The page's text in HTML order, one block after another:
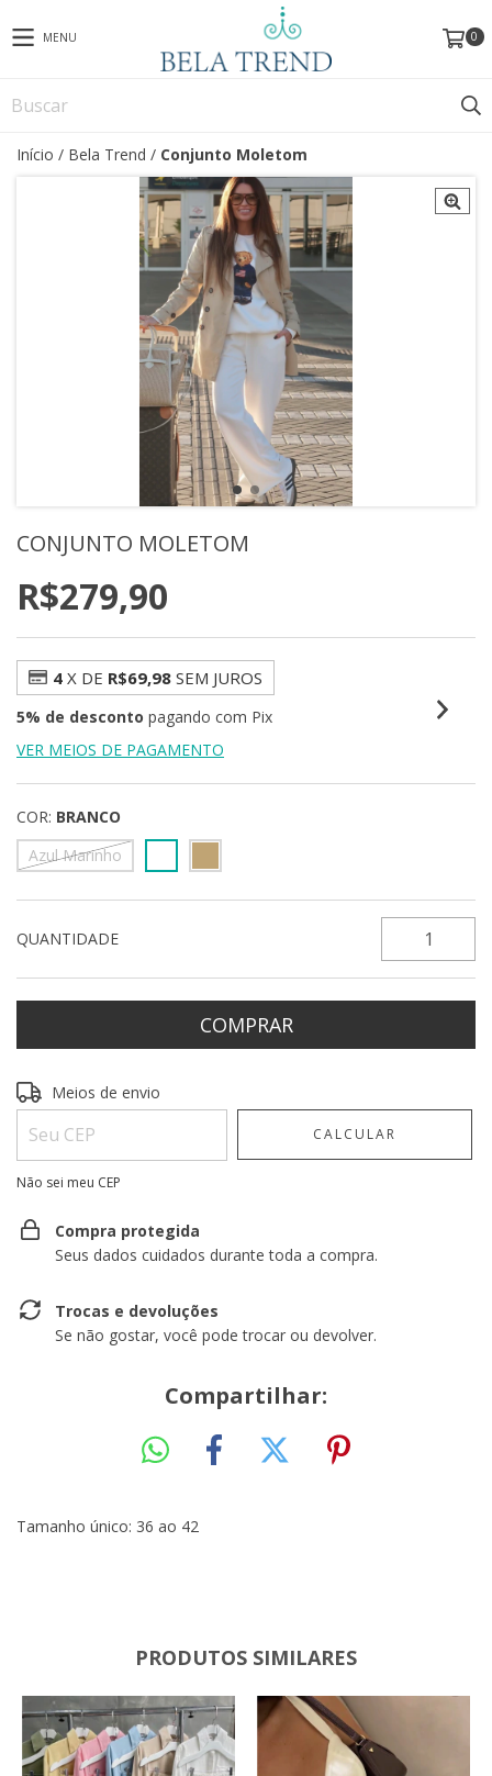
MENU 0
Início / Bela Trend / Conjunto Moletom
CONJUNTO MOLETOM
R$279,90
4 X DE R$69,98 SEM JUROS
5% de desconto pagando com Pix
VER MEIOS DE PAGAMENTO
COR: BRANCO
Azul Marinho
QUANTIDADE
Entregas para o CEP:
Meios de envio
CALCULAR
Não sei meu CEP
Compra protegida
Seus dados cuidados durante toda a compra.
Trocas e devoluções
Se não gostar, você pode trocar ou devolver.
Compartilhar:
Tamanho único: 36 ao 42
PRODUTOS SIMILARES